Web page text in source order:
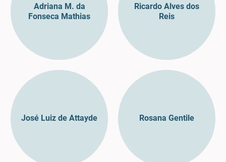
Adriana M. da
Fonseca Mathias
Ricardo Alves dos
Reis
José Luiz de Attayde Rosana Gentile